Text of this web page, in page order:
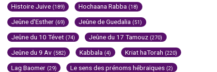
Histoire Juive (189) Hochaana Rabba (18)
Jeûne d'Esther (69) Jeûne de Guedalia (51)
Jeûne du 10 Tévet (74) Jeûne du 17 Tamouz (270)
Jeûne du 9 Av (582) Kabbala (4) Kriat haTorah (220)
Lag Baomer (29) Le sens des prénoms hébraïques (2)